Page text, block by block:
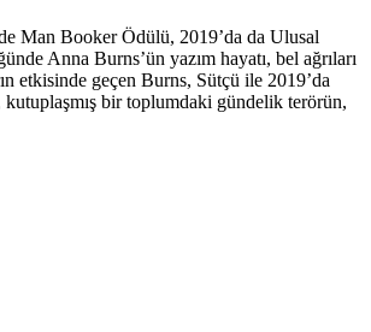
Man Booker Ödülü, 2019’da da Ulusal
Anna Burns’ün yazım hayatı, bel ağrıları
etkisinde geçen Burns, Sütçü ile 2019’da
bir toplumdaki gündelik terörün,